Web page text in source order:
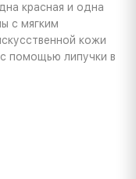
красная и одна
с мягким
кожи
помощью липучки в